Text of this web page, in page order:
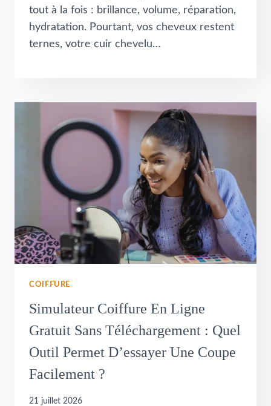
tout à la fois : brillance, volume, réparation,
hydratation. Pourtant, vos cheveux restent
ternes, votre cuir chevelu…
COIFFURE
Simulateur Coiffure En Ligne
Gratuit Sans Téléchargement : Quel
Outil Permet D’essayer Une Coupe
Facilement ?
21 juillet 2026